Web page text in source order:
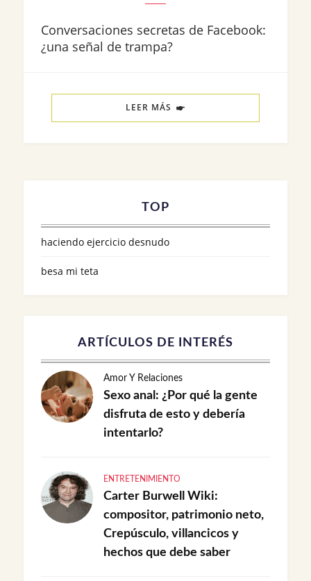
Conversaciones secretas de Facebook:
¿una señal de trampa?
LEER MÁS
TOP
haciendo ejercicio desnudo
besa mi teta
ARTÍCULOS DE INTERÉS
Amor Y Relaciones
Sexo anal: ¿Por qué la gente
disfruta de esto y debería
intentarlo?
ENTRETENIMIENTO
Carter Burwell Wiki:
compositor, patrimonio neto,
Crepúsculo, villancicos y
hechos que debe saber